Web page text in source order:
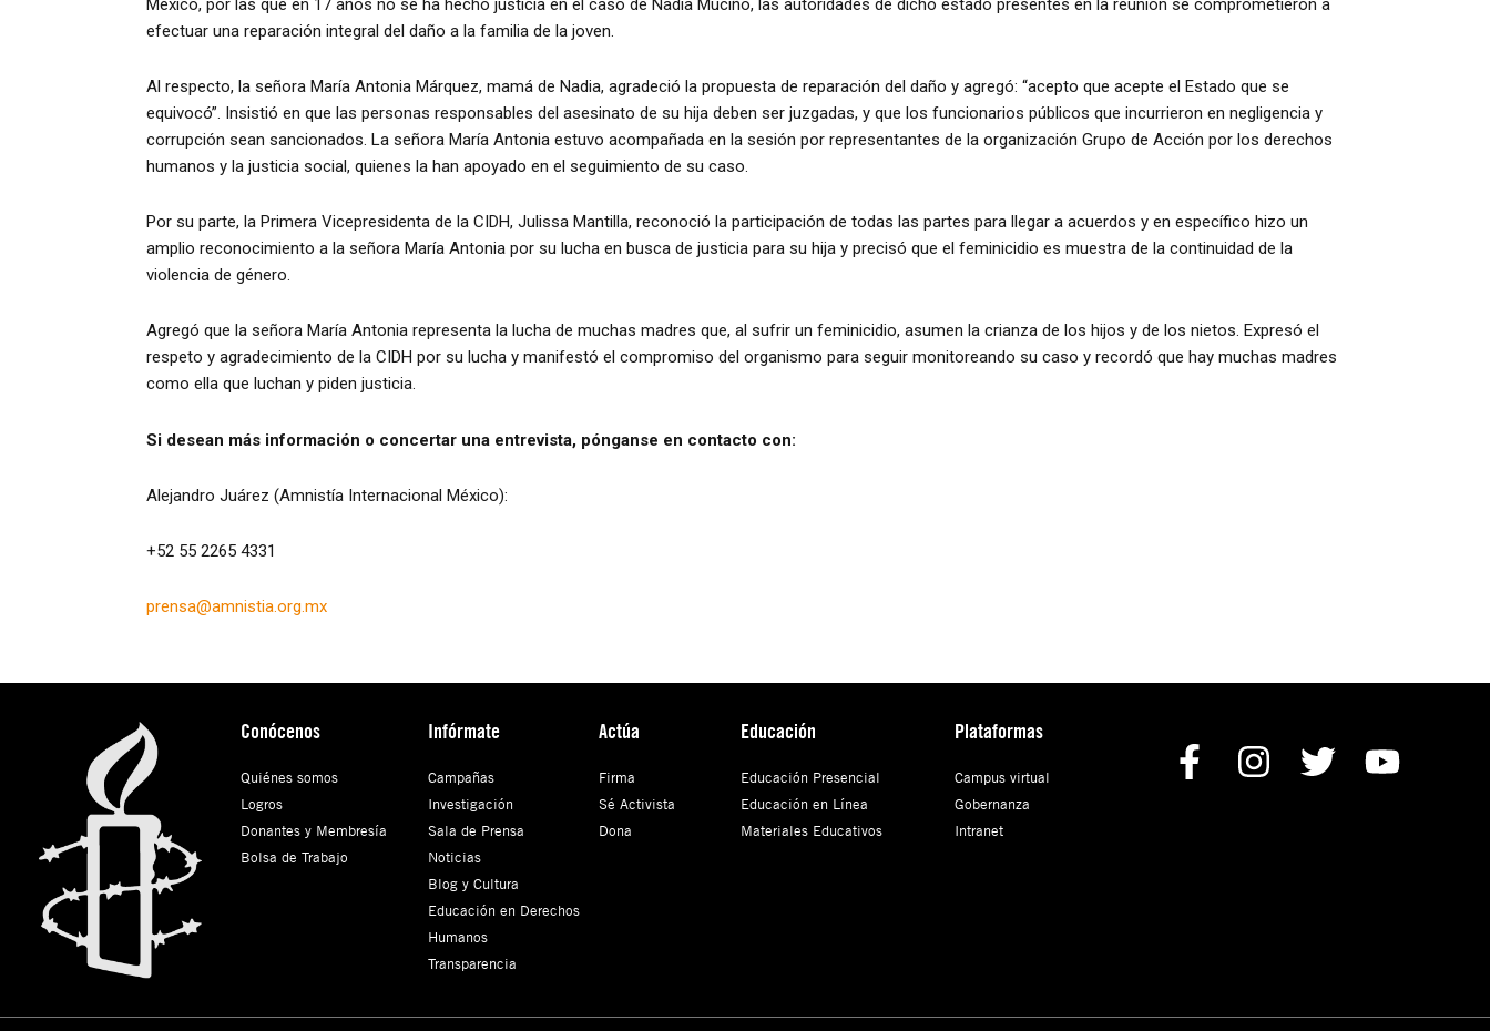
efectuar una reparación integral del daño a la familia de la joven.
Al respecto, la señora María Antonia Márquez, mamá de Nadia, agradeció la propuesta de reparación del daño y agregó: “acepto que acepte el Estado que se
equivocó”. Insistió en que las personas responsables del asesinato de su hija deben ser juzgadas, y que los funcionarios públicos que incurrieron en negligencia y
corrupción sean sancionados. La señora María Antonia estuvo acompañada en la sesión por representantes de la organización Grupo de Acción por los derechos
humanos y la justicia social, quienes la han apoyado en el seguimiento de su caso.
Por su parte, la Primera Vicepresidenta de la CIDH, Julissa Mantilla, reconoció la participación de todas las partes para llegar a acuerdos y en específico hizo un
amplio reconocimiento a la señora María Antonia por su lucha en busca de justicia para su hija y precisó que el feminicidio es muestra de la continuidad de la
violencia de género.
Agregó que la señora María Antonia representa la lucha de muchas madres que, al sufrir un feminicidio, asumen la crianza de los hijos y de los nietos. Expresó el
respeto y agradecimiento de la CIDH por su lucha y manifestó el compromiso del organismo para seguir monitoreando su caso y recordó que hay muchas madres
como ella que luchan y piden justicia.
Si desean más información o concertar una entrevista, pónganse en contacto con:
Alejandro Juárez (Amnistía Internacional México):
+52 55 2265 4331
prensa@amnistia.org.mx
Conócenos
Quiénes somos
Logros
Donantes y Membresía
Bolsa de Trabajo
Infórmate
Campañas
Investigación
Sala de Prensa
Noticias
Blog y Cultura
Educación en Derechos
Humanos
Transparencia
Actúa
Firma
Sé Activista
Dona
Educación
Educación Presencial
Educación en Línea
Materiales Educativos
Plataformas
Campus virtual
Gobernanza
Intranet